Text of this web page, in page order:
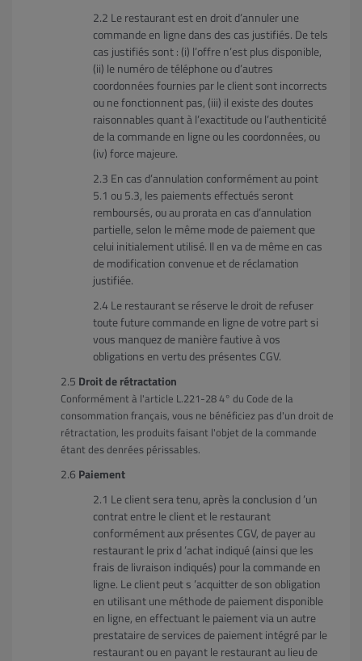
Le restaurant est en droit d’annuler une
commande en ligne dans des cas justifiés. De tels
cas justifiés sont : (i) l’offre n’est plus disponible,
(ii) le numéro de téléphone ou d’autres
coordonnées fournies par le client sont incorrects
ou ne fonctionnent pas, (iii) il existe des doutes
raisonnables quant à l’exactitude ou l’authenticité
de la commande en ligne ou les coordonnées, ou
(iv) force majeure.
En cas d’annulation conformément au point
5.1 ou 5.3, les paiements effectués seront
remboursés, ou au prorata en cas d’annulation
partielle, selon le même mode de paiement que
celui initialement utilisé. Il en va de même en cas
de modification convenue et de réclamation
justifiée.
Le restaurant se réserve le droit de refuser
toute future commande en ligne de votre part si
vous manquez de manière fautive à vos
obligations en vertu des présentes CGV.
Droit de rétractation
Conformément à l'article L.221-28 4° du Code de la
consommation français, vous ne bénéficiez pas d'un droit de
rétractation, les produits faisant l'objet de la commande
étant des denrées périssables.
Paiement
Le client sera tenu, après la conclusion d ’un
contrat entre le client et le restaurant
conformément aux présentes CGV, de payer au
restaurant le prix d ’achat indiqué (ainsi que les
frais de livraison indiqués) pour la commande en
ligne. Le client peut s ’acquitter de son obligation
en utilisant une méthode de paiement disponible
en ligne, en effectuant le paiement via un autre
prestataire de services de paiement intégré par le
restaurant ou en payant le restaurant au lieu de